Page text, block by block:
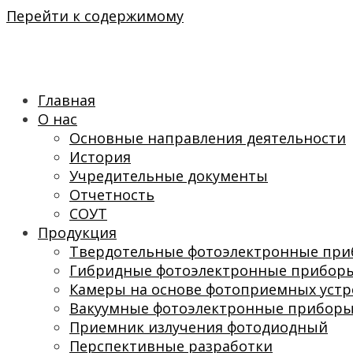
Перейти к содержимому
Главная
О нас
Основные направления деятельности
История
Учредительные документы
Отчетность
СОУТ
Продукция
Твердотельные фотоэлектронные
Гибридные фотоэлектронные
Камеры на основе фотоприемных
Вакуумные фотоэлектронные приборы
Приемник излучения фотодиодный
Перспективные разработки